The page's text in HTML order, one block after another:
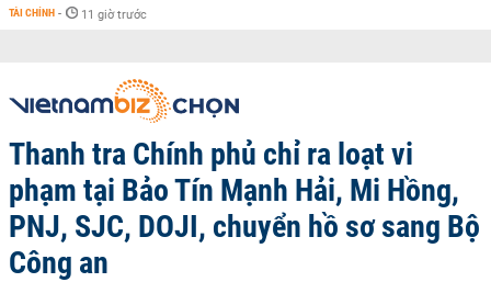
TÀI CHÍNH - 11 giờ trước
Thanh tra Chính phủ chỉ ra loạt vi
phạm tại Bảo Tín Mạnh Hải, Mi Hồng,
PNJ, SJC, DOJI, chuyển hồ sơ sang Bộ
Công an